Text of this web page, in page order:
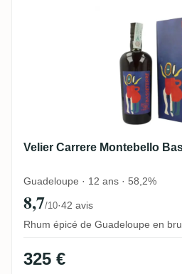
Velier Carrere
Velier Carrere Montebello
Guadeloupe · 12 ans · 58,2%
8,7/10·42 avis
Rhum épicé de Guadeloupe en
325 €